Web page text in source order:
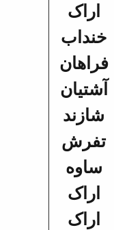
اراک
خنداب
فراهان
آشتیان
شازند
تفرش
ساوه
اراک
اراک